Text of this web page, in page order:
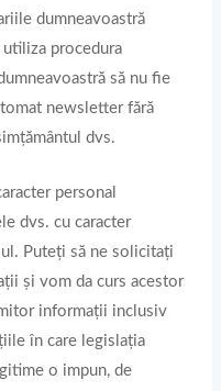
dumneavoastră
procedura
să nu fie
newsletter fără
dvs.
personal
dvs. cu caracter
Puteți să ne solicitați
și vom da curs acestor
informații inclusiv
în care legislația
o impun, de